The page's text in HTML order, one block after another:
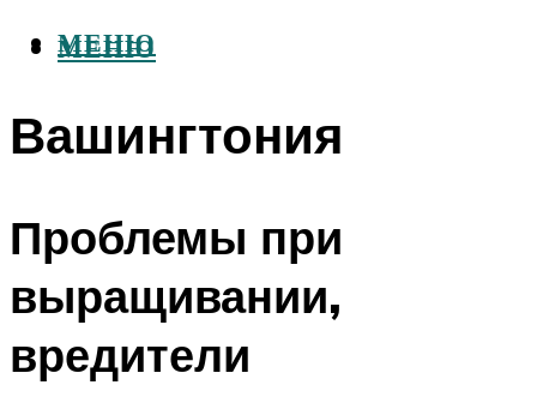
МЕНЮ
МЕНЮ
Вашингтония
Проблемы при
выращивании,
вредители